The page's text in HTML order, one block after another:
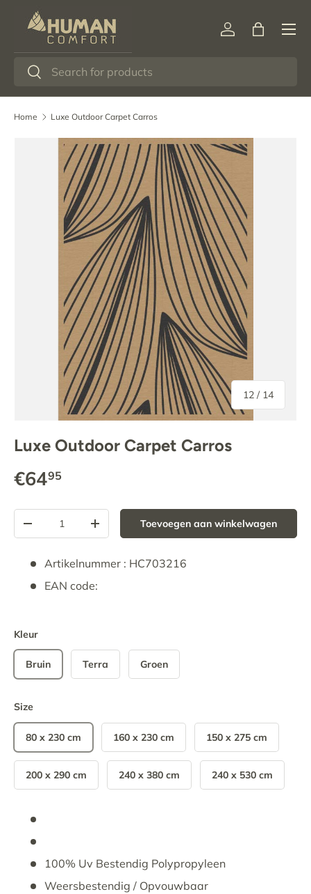
Ga naar inhoud
Zoeken
Zoeken
InloggenTas
Menu
Home Luxe Outdoor Carpet Carros
Afbeelding 12 is nu beschikbaar in gallerij-weergave
12 / van
14
Luxe Outdoor Carpet Carros
€6495
-
+ Toevoegen aan winkelwagen
Artikelnummer : HC703216
EAN code:
Kleur
Bruin Terra Groen
Size
80 x 230 cm 160 x 230 cm 150 x 275 cm
200 x 290 cm 240 x 380 cm 240 x 530 cm
100% Uv Bestendig Polypropyleen
Weersbestendig / Opvouwbaar